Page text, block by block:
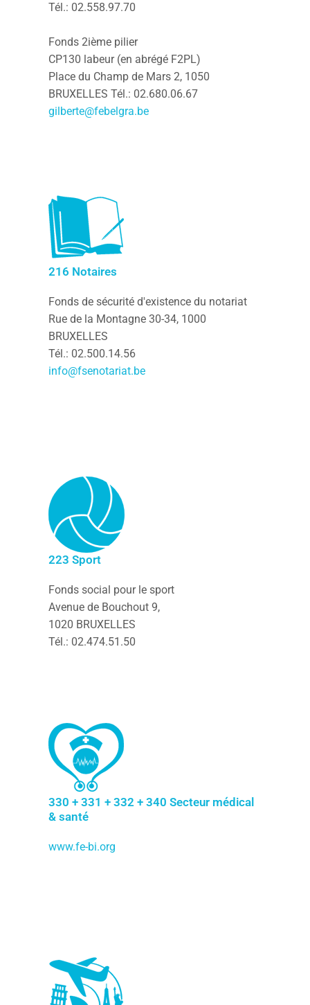
Tél.: 02.558.97.70
Fonds 2ième pilier
CP130 labeur (en abrégé F2PL)
Place du Champ de Mars 2, 1050
BRUXELLES Tél.: 02.680.06.67
gilberte@febelgra.be
216 Notaires
Fonds de sécurité d'existence du notariat
Rue de la Montagne 30-34, 1000
BRUXELLES
Tél.: 02.500.14.56
info@fsenotariat.be
223 Sport
Fonds social pour le sport
Avenue de Bouchout 9,
1020 BRUXELLES
Tél.: 02.474.51.50
330 + 331 + 332 + 340 Secteur médical
& santé
www.fe-bi.org